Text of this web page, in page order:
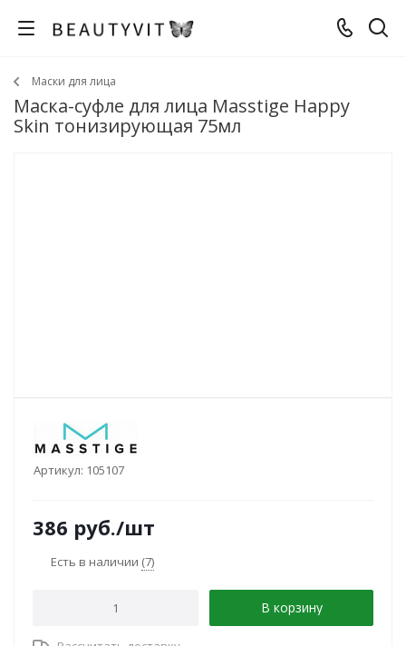
Маски для лица
Маска-суфле для лица Masstige Happy
Skin тонизирующая 75мл
Артикул: 105107
386 руб./шт
Есть в наличии (7)
В корзину